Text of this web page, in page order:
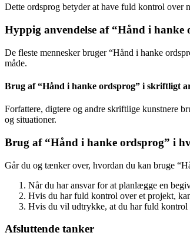
Dette ordsprog betyder at have fuld kontrol over
Hyppig anvendelse af “Hånd i hanke
De fleste mennesker bruger “Hånd i hanke
måde.
Brug af “Hånd i hanke ordsprog” i skriftligt
Forfattere, digtere og andre skriftlige kunstnere
og situationer.
Brug af “Hånd i hanke ordsprog” i
Går du og tænker over, hvordan du kan bruge
Når du har ansvar for at planlægge en
Hvis du har fuld kontrol over et projekt,
Hvis du vil udtrykke, at du har fuld kontrol
Afsluttende tanker